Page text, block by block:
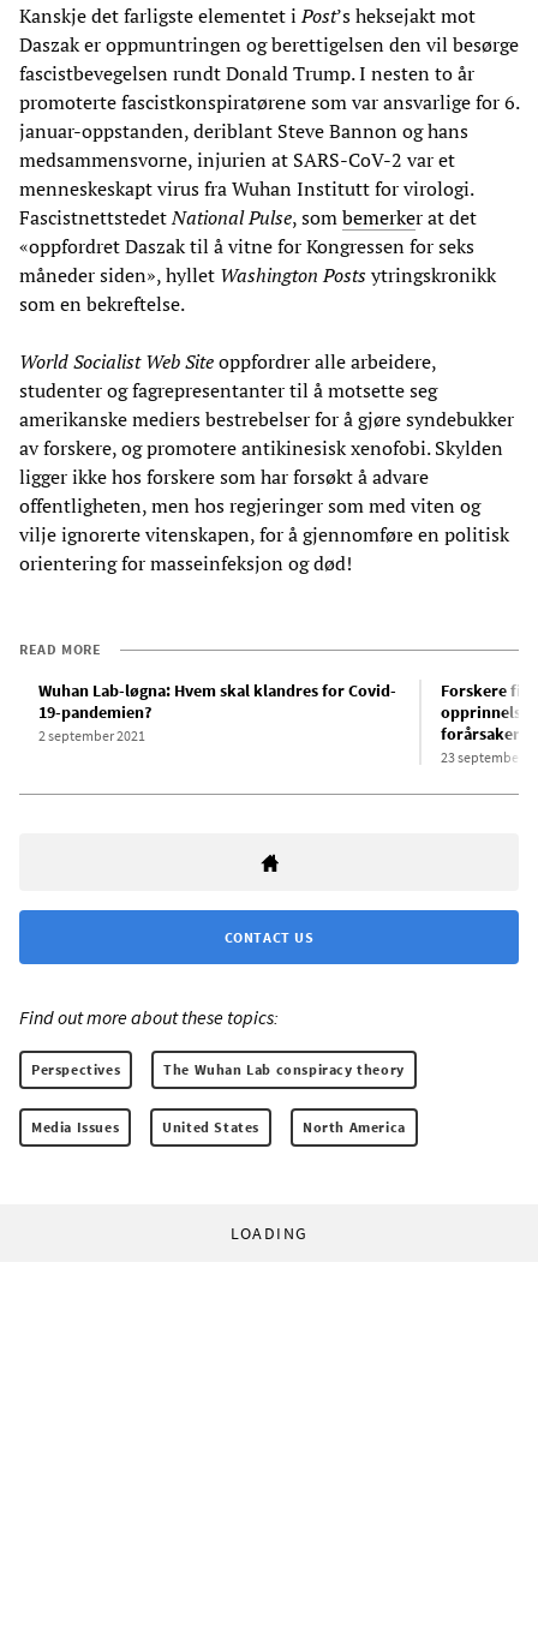
Kanskje det farligste elementet iPost’s heksejakt mot
Daszak er oppmuntringen og berettigelsen den vil besørge
fascistbevegelsen rundt Donald Trump. I nesten to år
promoterte fascistkonspiratørene som var ansvarlige for 6.
januar-oppstanden, deriblant Steve Bannon og hans
medsammensvorne, injurien at SARS-CoV-2 var et
menneskeskapt virus fra Wuhan Institutt for virologi.
FascistnettstedetNational Pulse, sombemerker at det
«oppfordret Daszak til å vitne for Kongressen for seks
måneder siden», hyllet Washington Postsytringskronikk
som en bekreftelse.
World Socialist Web Siteoppfordrer alle arbeidere,
studenter og fagrepresentanter til å motsette seg
amerikanske mediers bestrebelser for å gjøre syndebukker
av forskere, og promotere antikinesisk xenofobi. Skylden
ligger ikke hos forskere som har forsøkt å advare
offentligheten, men hos regjeringer som med viten og
vilje ignorerte vitenskapen, for å gjennomføre en politisk
orientering for masseinfeksjon og død!
READ MORE
Wuhan Lab-løgna: Hvem skal klandres for Covid-
19-pandemien?
2 september 2021
Forskere
forårsaker
23 september
CONTACT US
Find out more about these topics:
Perspectives The Wuhan Lab conspiracy theory
Media Issues United States North America
LOADING